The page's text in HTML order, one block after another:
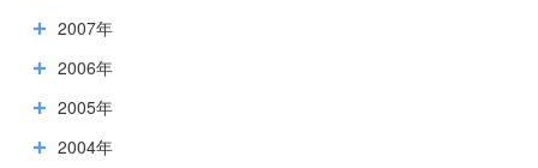
2007年
2006年
2005年
2004年